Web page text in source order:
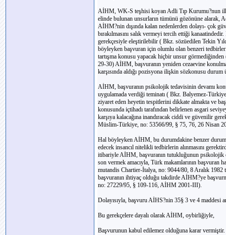
AİHM, WK-S teşhisi koyan Adli Tıp Kurumu?nun ilk
elinde bulunan unsurların tümünü gözönüne alarak,
AİHM?nin dışında kalan nedenlerden dolayı- çok
bırakılmasını salık vermeyi tercih ettiği
gerekçesiyle eleştirilebilir ( Bkz. sözüedilen Tekin
böyleyken başvuran için olumlu olan benzeri
tartışma konusu yapacak hiçbir unsur
29-30) AİHM, başvuranın yeniden cezaevine
karşısında aldığı pozisyona ilişkin sözkonusu durum
AİHM, başvuranın psikolojik tedavisinin devamı
uygulamada verdiği teminatı ( Bkz. Balyemez-
ziyaret eden heyetin tespitlerini dikkate almakta ve
konusunda içtihadı tarafından belirlenen asgari
karşıya kalacağına inandıracak ciddi ve güvenilir
Müslim-Türkiye, no: 53566/99, § 75, 76, 26 Nisan
Hal böyleyken AİHM, bu durumdakine benzer
edecek insancıl nitelikli tedbirlerin alınmasını
itibariyle AİHM, başvuranın tutukluğunun psikolojik
son vermek amacıyla, Türk makamlarının başvuran
mutandis Chartier-İtalya, no: 9044/80, 8 Aralık
başvuranın ihtiyaç olduğu takdirde AİHM?ye
no: 27229/95, § 109-116, AİHM 2001-III).
Dolayısıyla, başvuru AİHS?nin 35§ 3 ve 4 maddesi
Bu gerekçelere dayalı olarak AİHM, oybirliğiyle,
Başvurunun kabul edilemez olduğuna karar vermiştir.